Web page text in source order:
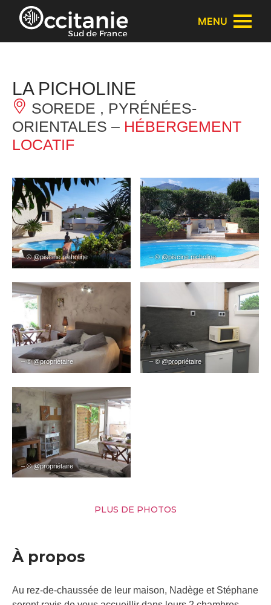
Panneau de gestion des cookies
MENU
LA PICHOLINE
SOREDE , PYRÉNÉES-
ORIENTALES – HÉBERGEMENT
LOCATIF
– © @piscine picholine – © @piscine picholine
– © @propriétaire – © @propriétaire
– © @propriétaire
PLUS DE PHOTOS
À propos
Au rez-de-chaussée de leur maison, Nadège et Stéphane